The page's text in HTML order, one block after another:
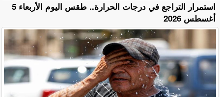
استمرار التراجع في درجات الحرارة.. طقس اليوم الأربعاء 5
أغسطس 2026